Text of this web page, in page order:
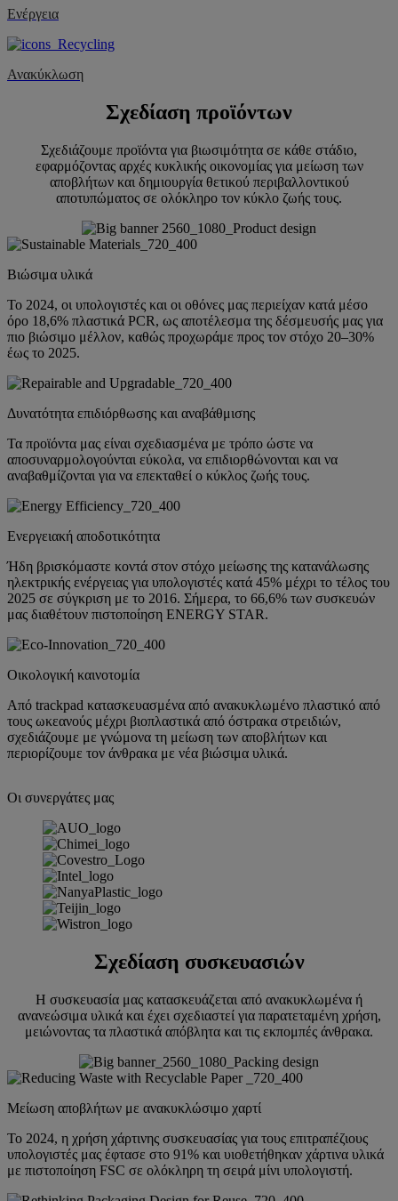
Ενέργεια
Ανακύκλωση
Σχεδίαση προϊόντων
Σχεδιάζουμε προϊόντα για βιωσιμότητα σε κάθε στάδιο,
εφαρμόζοντας αρχές κυκλικής οικονομίας για μείωση των
αποβλήτων και δημιουργία θετικού περιβαλλοντικού
αποτυπώματος σε ολόκληρο τον κύκλο ζωής τους.
Βιώσιμα υλικά
Το 2024, οι υπολογιστές και οι οθόνες μας περιείχαν κατά μέσο
όρο 18,6% πλαστικά PCR, ως αποτέλεσμα της δέσμευσής μας για
πιο βιώσιμο μέλλον, καθώς προχωράμε προς τον στόχο 20–30%
έως το 2025.
Δυνατότητα επιδιόρθωσης και αναβάθμισης
Τα προϊόντα μας είναι σχεδιασμένα με τρόπο ώστε να
αποσυναρμολογούνται εύκολα, να επιδιορθώνονται και να
αναβαθμίζονται για να επεκταθεί ο κύκλος ζωής τους.
Ενεργειακή αποδοτικότητα
Ήδη βρισκόμαστε κοντά στον στόχο μείωσης της κατανάλωσης
ηλεκτρικής ενέργειας για υπολογιστές κατά 45% μέχρι το τέλος του
2025 σε σύγκριση με το 2016. Σήμερα, το 66,6% των συσκευών
μας διαθέτουν πιστοποίηση ENERGY STAR.
Οικολογική καινοτομία
Από trackpad κατασκευασμένα από ανακυκλωμένο πλαστικό από
τους ωκεανούς μέχρι βιοπλαστικά από όστρακα στρειδιών,
σχεδιάζουμε με γνώμονα τη μείωση των αποβλήτων και
περιορίζουμε τον άνθρακα με νέα βιώσιμα υλικά.
Οι συνεργάτες μας
Σχεδίαση συσκευασιών
Η συσκευασία μας κατασκευάζεται από ανακυκλωμένα ή
ανανεώσιμα υλικά και έχει σχεδιαστεί για παρατεταμένη χρήση,
μειώνοντας τα πλαστικά απόβλητα και τις εκπομπές άνθρακα.
Μείωση αποβλήτων με ανακυκλώσιμο χαρτί
Το 2024, η χρήση χάρτινης συσκευασίας για τους επιτραπέζιους
υπολογιστές μας έφτασε στο 91% και υιοθετήθηκαν χάρτινα υλικά
με πιστοποίηση FSC σε ολόκληρη τη σειρά μίνι υπολογιστή.